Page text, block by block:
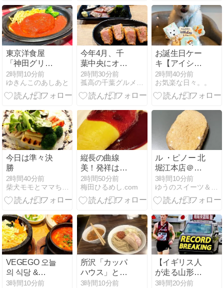
ンバーグの豪
快スタミナ爆
弾！
東京洋食屋
「神田グリ
ル」で特製ハ
ンバーグ・ト
マトソース食
京・アトレ大
井町店
2時間10分前
ゆきんこのあしあと
今年4月、千
葉中央にオー
プンの居酒屋
げらげら 深夜
2時まで営業
に入り店
2時間30分前
お誕生日ケー
キ【アイシン
グクッキー】
2時間40分前
お気楽な日々。。
今日は準々決
勝
2時間40分前
縦長の曲線
美！発祥は日
本のオムライ
ス…梅田セレ
クト
2時間50分前
梅田ひるめし.com
ル ・ピノー 北
堀江本店＠北
堀江。焼き菓
子編
3時間10分前
VEGEGO 오늘
의 식당 &
CAFE イオン
3時間10分前
所沢「カッパ
ハウス」とま
とラーメン実
3時間10分前
【イギリス人
が走る山形県
の駅伝】
3時間20分前